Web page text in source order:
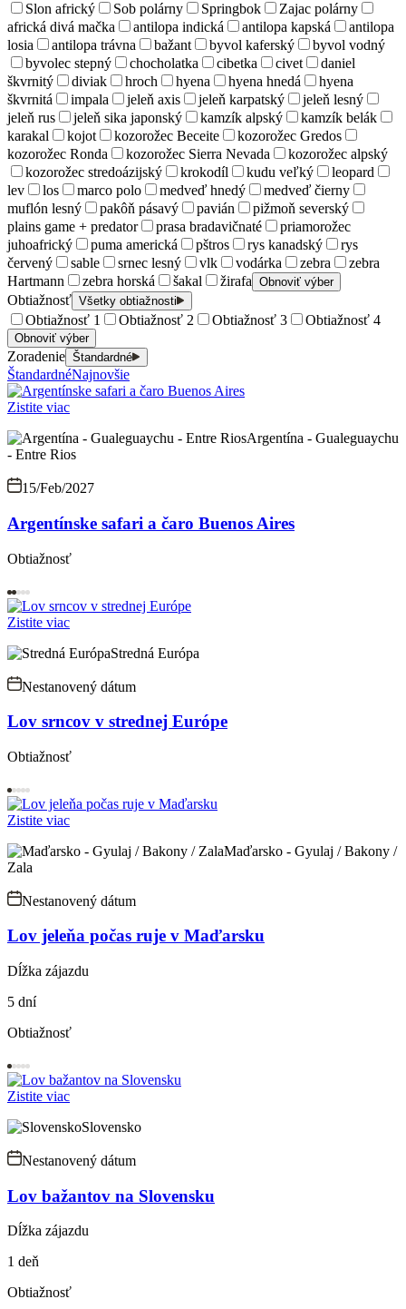
Slon africký
Sob polárny Springbok
Zajac polárny
africká divá mačka
antilopa indická antilopa kapská
antilopa
losia
antilopa trávna bažant byvol kaferský
byvol vodný
byvolec stepný
chocholatka cibetka civet
daniel
škvrnitý
diviak hroch hyena hyena hnedá
hyena
škvrnitá
impala jeleň axis jeleň karpatský
jeleň lesný
jeleň rus
jeleň sika japonský kamzík alpský
kamzík belák
karakal
kojot kozorožec Beceite
kozorožec Gredos
kozorožec Ronda
kozorožec Sierra Nevada
kozorožec alpský
kozorožec stredoázijský
krokodíl kudu veľký
leopard
lev
los marco polo medveď hnedý
medveď čierny
muflón lesný
pakôň pásavý pavián
pižmoň severský
plains game + predator
prasa bradavičnaté
priamorožec
juhoafrický
puma americká pštros rys kanadský
rys
červený
sable srnec lesný vlk vodárka zebra
zebra
Hartmann
zebra horská šakal žirafa Obnoviť výber
Obtiažnosť Všetky obtiažnosti
Obtiažnosť 1 Obtiažnosť 2 Obtiažnosť 3 Obtiažnosť 4
Obnoviť výber
Zoradenie Štandardné
ŠtandardnéNajnovšie
Zistite viac
Argentína - Gualeguaychu
- Entre Rios
15/Feb/2027
Argentínske safari a čaro Buenos Aires
Obtiažnosť
Zistite viac
Stredná Európa
Nestanovený dátum
Lov srncov v strednej Európe
Obtiažnosť
Zistite viac
Maďarsko - Gyulaj / Bakony /
Zala
Nestanovený dátum
Lov jeleňa počas ruje v Maďarsku
Dĺžka zájazdu
5 dní
Obtiažnosť
Zistite viac
Slovensko
Nestanovený dátum
Lov bažantov na Slovensku
Dĺžka zájazdu
1 deň
Obtiažnosť